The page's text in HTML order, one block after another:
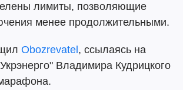
лимиты, позволяющие
менее продолжительными.
Obozrevatel , ссылаясь на
Владимира Кудрицкого